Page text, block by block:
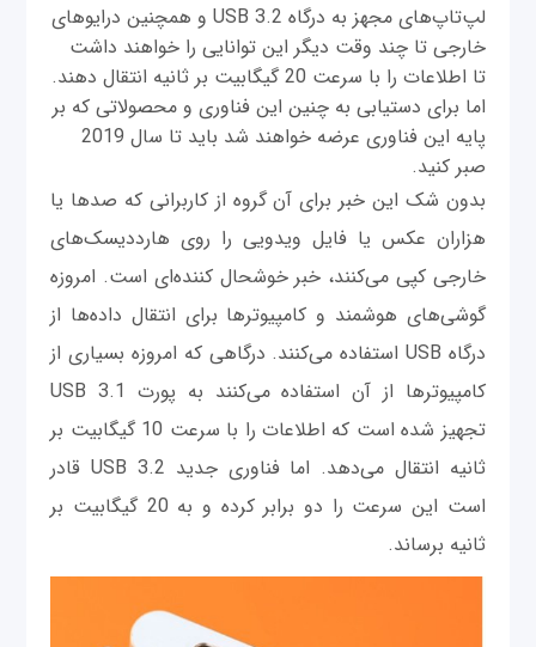
لپ‌تاپ‌های مجهز به درگاه USB 3.2 و همچنین درایوهای
خارجی تا چند وقت دیگر این توانایی را خواهند داشت
تا اطلاعات را با سرعت 20 گیگابیت بر ثانیه انتقال دهند.
اما برای دستیابی به چنین این فناوری و محصولاتی که بر
پایه این فناوری عرضه خواهند شد باید تا سال 2019
صبر کنید.
بدون شک این خبر برای آن گروه از کاربرانی که صدها یا
هزاران عکس یا فایل ویدویی را روی هارددیسک‌های
خارجی کپی می‌کنند، خبر خوشحال کننده‌ای است. امروزه
گوشی‌های هوشمند و کامپیوترها برای انتقال داده‌ها از
درگاه USB استفاده می‌کنند. درگاهی که امروزه بسیاری از
کامپیوترها از آن استفاده می‌کنند به پورت USB 3.1
تجهیز شده است که اطلاعات را با سرعت 10 گیگابیت بر
ثانیه انتقال می‌دهد. اما فناوری جدید USB 3.2 قادر
است این سرعت را دو برابر کرده و به 20 گیگابیت بر
ثانیه برساند.